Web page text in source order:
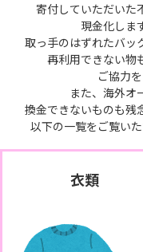
寄付していただいた
現金化しま
取っ手のはずれたバッ
再利用できない物
ご協力
また、海外オ
換金できないものも残
以下の一覧をご覧い
衣類